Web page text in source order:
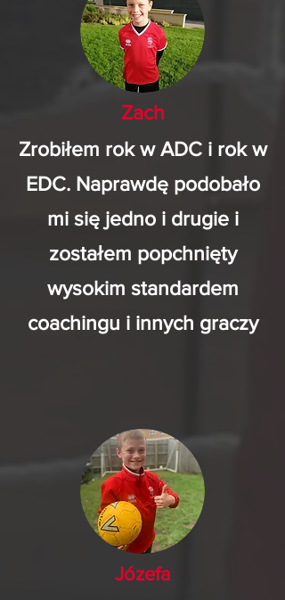
Zach
Zrobiłem rok w ADC i rok w
EDC. Naprawdę podobało
mi się jedno i drugie i
zostałem popchnięty
wysokim standardem
coachingu i innych graczy
Józefa